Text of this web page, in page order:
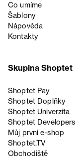
Co umíme
Šablony
Nápověda
Kontakty
Skupina Shoptet
Shoptet Pay
Shoptet Doplňky
Shoptet Univerzita
Shoptet Developers
Můj první e-shop
Shoptet.TV
Obchodiště